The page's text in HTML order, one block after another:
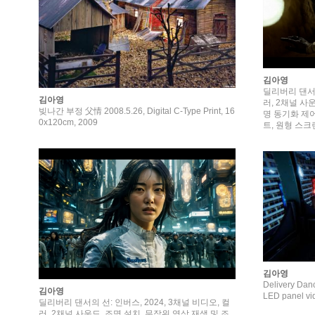
김아영
빚나간 부정 父情 2008.5.26, Digital C-Type Print, 16
0x120cm, 2009
김아영
딜리버리 댄
러, 2채널 사
명 동기화 제
트, 원형 스크
김아영
딜리버리 댄서의 선: 인버스, 2024, 3채널 비디오, 컬
김아영
Delivery
LED panel